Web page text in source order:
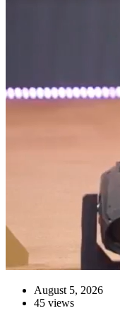
August 5, 2026
45 views